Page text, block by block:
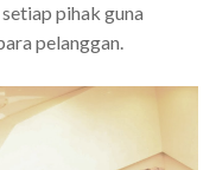
pihak guna
pelanggan.